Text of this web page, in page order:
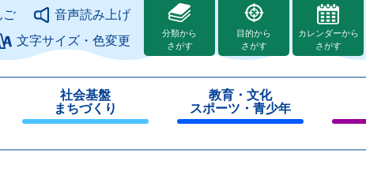
の本文へ
ご
音声読み上げ
文字サイズ・色変更
分類から
さがす
目的から
さがす
カレンダーから
さがす
社会基盤
まちづくり
じ
教育・文化
スポーツ・青少年
じ
じ